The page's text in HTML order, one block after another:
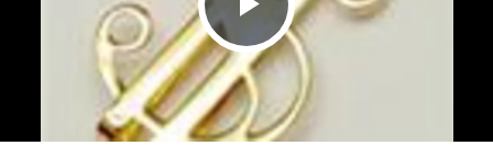
Play Video